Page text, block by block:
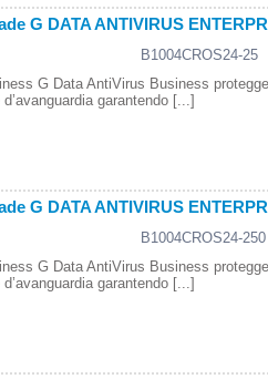
G DATA ANTIVIRUS
B1004CROS24-25
G Data AntiVirus Business
garantendo [...]
G DATA ANTIVIRUS
B1004CROS24-250
G Data AntiVirus Business
garantendo [...]